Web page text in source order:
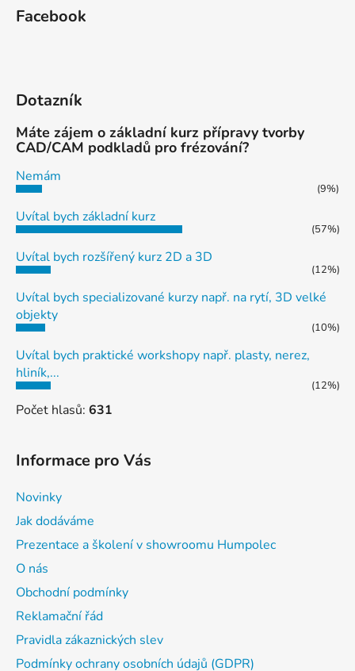
Facebook
Dotazník
Máte zájem o základní kurz přípravy tvorby
CAD/CAM podkladů pro frézování?
Nemám
(9%)
Uvítal bych základní kurz
(57%)
Uvítal bych rozšířený kurz 2D a 3D
(12%)
Uvítal bych specializované kurzy např. na rytí, 3D velké
objekty
(10%)
Uvítal bych praktické workshopy např. plasty, nerez,
hliník,...
(12%)
Počet hlasů: 631
Informace pro Vás
Novinky
Jak dodáváme
Prezentace a školení v showroomu Humpolec
O nás
Obchodní podmínky
Reklamační řád
Pravidla zákaznických slev
Podmínky ochrany osobních údajů (GDPR)